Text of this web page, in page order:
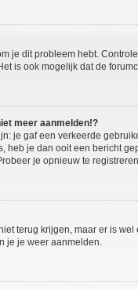
je dit probleem hebt.
is ook mogelijk dat de
meer aanmelden!?
je gaf een verkeerde
heb je dan ooit een bericht
je opnieuw te
terug krijgen, maar er is
je je weer aanmelden.